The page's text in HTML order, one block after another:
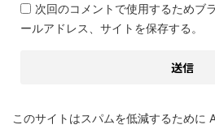
次回のコメントで使用するためブ
ールアドレス、サイトを保存する。
このサイトはスパムを低減するために